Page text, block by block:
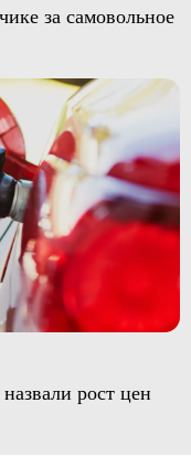
за самовольное
рост цен